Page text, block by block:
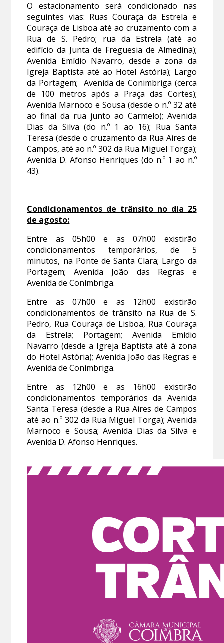
O estacionamento será condicionado nas
seguintes vias: Ruas Couraça da Estrela e
Couraça de Lisboa até ao cruzamento com a
Rua de S. Pedro; rua da Estrela (até ao
edifício da Junta de Freguesia de Almedina);
Avenida Emídio Navarro, desde a zona da
Igreja Baptista até ao Hotel Astória); Largo
da Portagem; Avenida de Conimbriga (cerca
de 100 metros após a Praça das Cortes);
Avenida Marnoco e Sousa (desde o n.º 32 até
ao final da rua junto ao Carmelo); Avenida
Dias da Silva (do n.º 1 ao 16); Rua Santa
Teresa (desde o cruzamento da Rua Aires de
Campos, até ao n.º 302 da Rua Miguel Torga);
Avenida D. Afonso Henriques (do n.º 1 ao n.º
43).
Condicionamentos de trânsito no dia 25
de agosto:
Entre as 05h00 e as 07h00 existirão
condicionamentos temporários, de 5
minutos, na Ponte de Santa Clara; Largo da
Portagem; Avenida João das Regras e
Avenida de Conímbriga.
Entre as 07h00 e as 12h00 existirão
condicionamentos de trânsito na Rua de S.
Pedro, Rua Couraça de Lisboa, Rua Couraça
da Estrela; Portagem; Avenida Emídio
Navarro (desde a Igreja Baptista até à zona
do Hotel Astória); Avenida João das Regras e
Avenida de Conímbriga.
Entre as 12h00 e as 16h00 existirão
condicionamentos temporários da Avenida
Santa Teresa (desde a Rua Aires de Campos
até ao n.º 302 da Rua Miguel Torga); Avenida
Marnoco e Sousa; Avenida Dias da Silva e
Avenida D. Afonso Henriques.